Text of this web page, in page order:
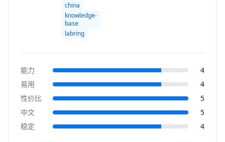
china
knowledge-
base
labring
能力
4
易用
4
性价比
5
中文
5
稳定
4